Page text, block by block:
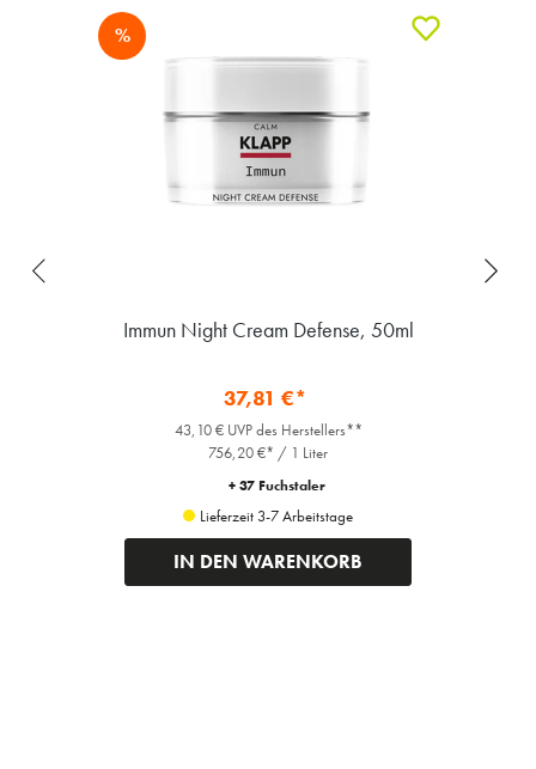
%
Immun Night Cream Defense, 50ml
37,81 €*
43,10 € UVP des Herstellers**
756,20 €* / 1 Liter
+ 37 Fuchstaler
Lieferzeit 3-7 Arbeitstage
IN DEN WARENKORB